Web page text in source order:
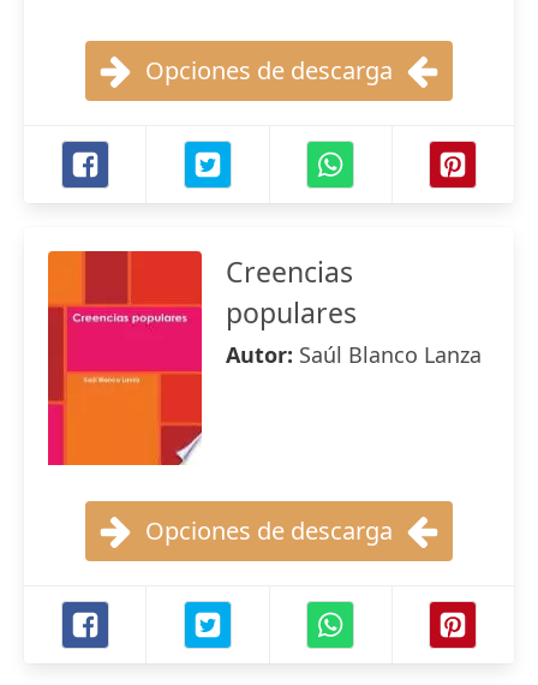
Opciones de descarga
Creencias
populares
Autor: Saúl Blanco Lanza
Opciones de descarga